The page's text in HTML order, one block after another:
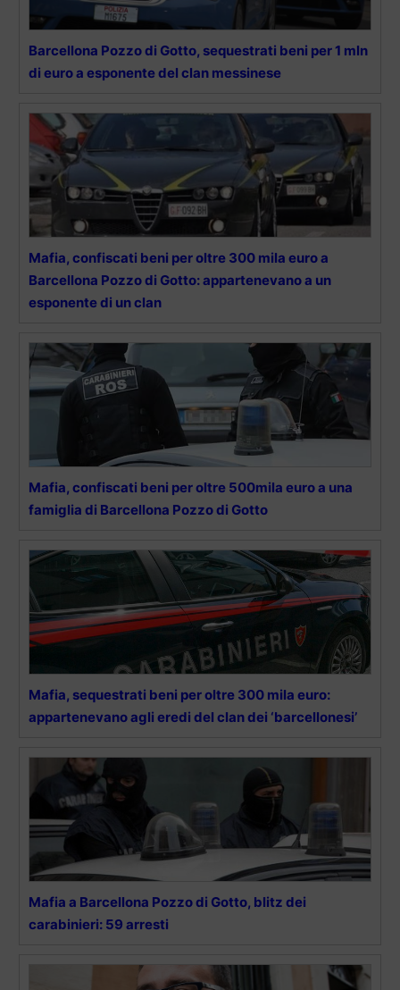
Barcellona Pozzo di Gotto, sequestrati beni per 1 mln
di euro a esponente del clan messinese
Mafia, confiscati beni per oltre 300 mila euro a
Barcellona Pozzo di Gotto: appartenevano a un
esponente di un clan
Mafia, confiscati beni per oltre 500mila euro a una
famiglia di Barcellona Pozzo di Gotto
Mafia, sequestrati beni per oltre 300 mila euro:
appartenevano agli eredi del clan dei ‘barcellonesi’
Mafia a Barcellona Pozzo di Gotto, blitz dei
carabinieri: 59 arresti